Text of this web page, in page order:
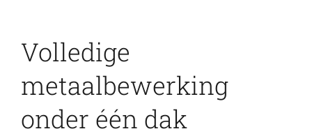
Volledige
metaalbewerking
onder één dak